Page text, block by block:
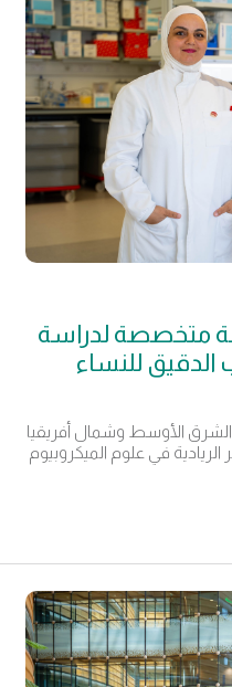
متخصصة لدراسة
الدقيق للنساء
الأوسط وشمال أفريقيا
مكانة قطر الريادية في علوم الميكروبيوم